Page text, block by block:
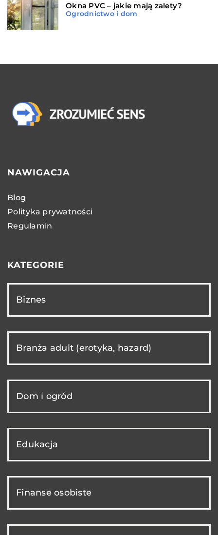
Okna PVC – jakie mają zalety?
Ogrodnictwo i dom
NAWIGACJA
Blog
Polityka prywatności
Regulamin
KATEGORIE
Biznes
Branża adult (erotyka, hazard)
Dom i ogród
Edukacja
Finanse osobiste